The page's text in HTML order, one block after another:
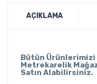
AÇIKLAMA
Bütün Ürünlerimizi
Metrekarelik
Satın Alabilirsiniz.